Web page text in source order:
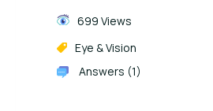
699 Views
Eye & Vision
Answers (1)